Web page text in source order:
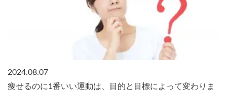
2024.08.07
痩せるのに1番いい運動は、目的と目標によって変わりま